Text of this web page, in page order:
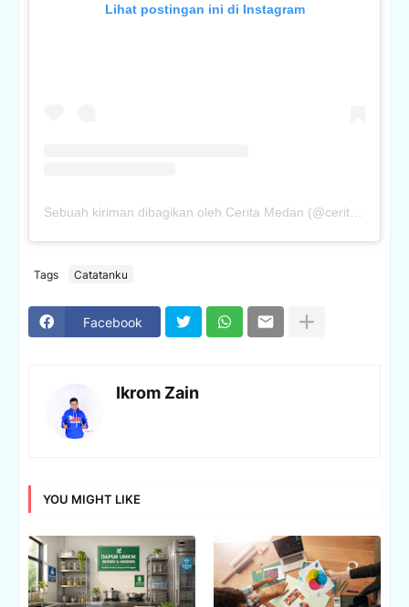
Lihat postingan ini di Instagram
Sebuah kiriman dibagikan oleh Cerita Medan (@ceritamedancom)
Tags Catatanku
Facebook
Ikrom Zain
YOU MIGHT LIKE